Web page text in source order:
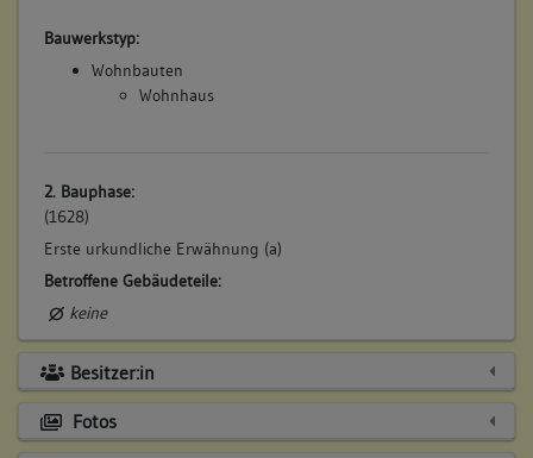
Bauwerkstyp:
Wohnbauten
Wohnhaus
2. Bauphase:
(1628)
Erste urkundliche Erwähnung (a)
Betroffene Gebäudeteile:
keine
Besitzer:in
Fotos